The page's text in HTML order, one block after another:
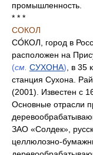
промышленность.
* * *
СОКОЛ
СО́КОЛ, город в
расположен на
(см. СУХОНА) , в
станция Сухона.
(2001). Известен с
Основные отрасли
ЗАО «Солдек»,
целлюлозно-